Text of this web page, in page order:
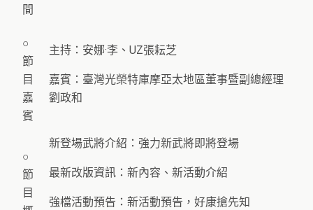
間
○
節
目
嘉
賓
主持：安娜·李、UZ張耘芝
嘉賓：臺灣光榮特庫摩亞太地區董事暨副總經理
劉政和
○
節
目
新登場武將介紹：強力新武將即將登場
最新改版資訊：新內容、新活動介紹
強檔活動預告：新活動預告，好康搶先知